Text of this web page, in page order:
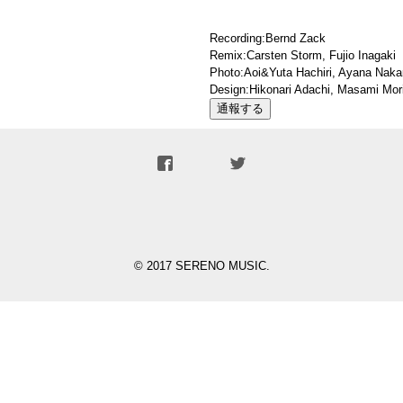
Recording:Bernd Zack
Remix:Carsten Storm, Fujio Inagaki
Photo:Aoi&Yuta Hachiri, Ayana
Design:Hikonari Adachi, Masami
通報する
© 2017 SERENO MUSIC.